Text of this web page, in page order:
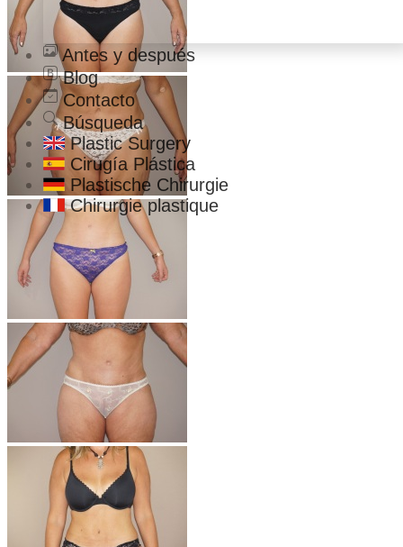
Antes y después
Blog
Contacto
Búsqueda
Plastic Surgery
Cirugía Plástica
Plastische Chirurgie
Chirurgie plastique